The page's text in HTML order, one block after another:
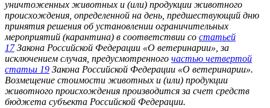
уничтоженных животных и (или) продукции животного
происхождения, определенной на день, предшествующий дню
принятия решения об установлении ограничительных
мероприятий (карантина) в соответствии со статьей
17Закона Российской Федерации «О ветеринарии», за
исключением случая, предусмотренного частью четвертой
статьи 19 Закона Российской Федерации «О ветеринарии».
Возмещение стоимости животных и (или) продукции
животного происхождения производится за счет средств
бюджета субъекта Российской Федерации.